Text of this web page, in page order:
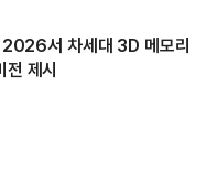
서 차세대 3D 메모리
제시